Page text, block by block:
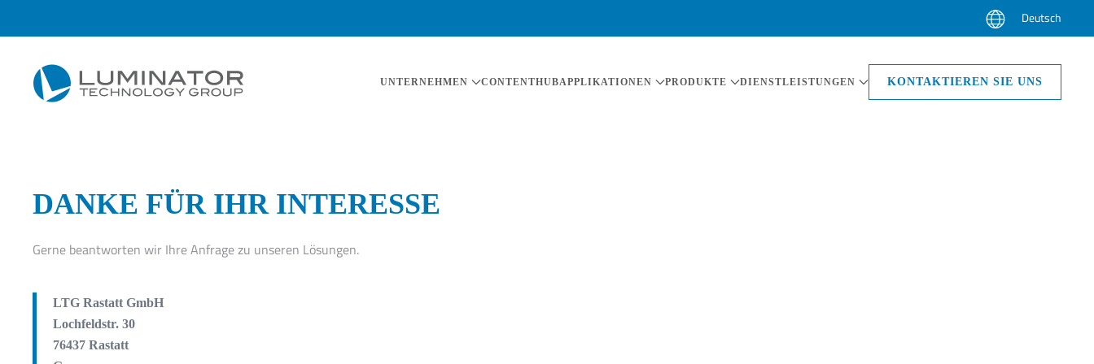
Zum Hauptinhalt springen
Deutsch
UNTERNEHMEN CONTENTHUBAPPLIKATIONEN PRODUKTE DIENSTLEISTUNGEN KONTAKTIEREN SIE UNS
DANKE FÜR IHR INTERESSE
Gerne beantworten wir Ihre Anfrage zu unseren Lösungen.
LTG Rastatt GmbH
Lochfeldstr. 30
76437 Rastatt